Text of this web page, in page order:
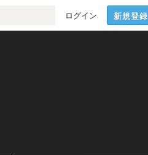
ログイン 新規登録